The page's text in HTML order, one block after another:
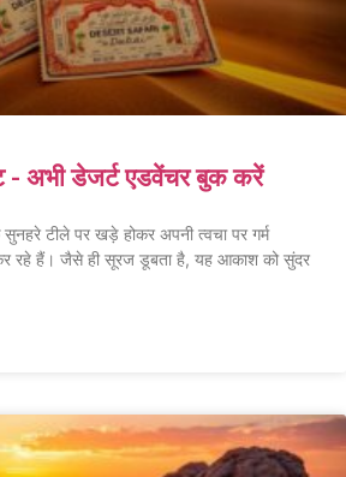
- अभी डेजर्ट एडवेंचर बुक करें
टीले पर खड़े होकर अपनी त्वचा पर गर्म
कर रहे हैं। जैसे ही सूरज डूबता है, यह आकाश को सुंदर